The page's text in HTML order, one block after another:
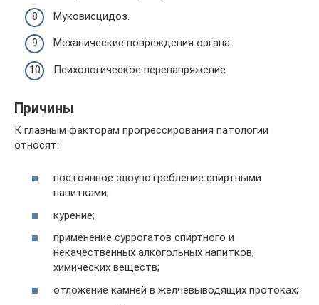
Муковисцидоз.
Механические повреждения органа.
Психологическое перенапряжение.
Причины
К главным факторам прогрессирования патологии
относят:
постоянное злоупотребление спиртными
напитками;
курение;
применение суррогатов спиртного и
некачественных алкогольных напитков,
химических веществ;
отложение камней в желчевыводящих протоках;